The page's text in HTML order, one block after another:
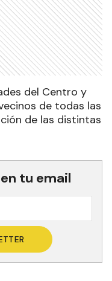
del Centro y
de todas las
de las distintas
tu email